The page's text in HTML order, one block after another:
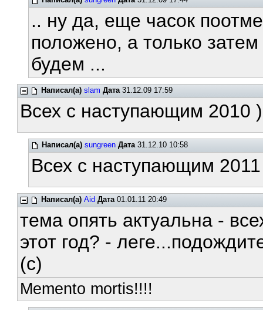
.. ну да, еще часок
положено, а только
будем ...
Написал(а) slam Дата31.12.09 17:59
Всех с наступающим 2010 )
Написал(а) sungreen Дата31.12.10 10:58
Всех с наступающим
Написал(а) Aid Дата01.01.11 20:49
тема опять актуальна -
этот год? -
(c)
Memento mortis!!!!